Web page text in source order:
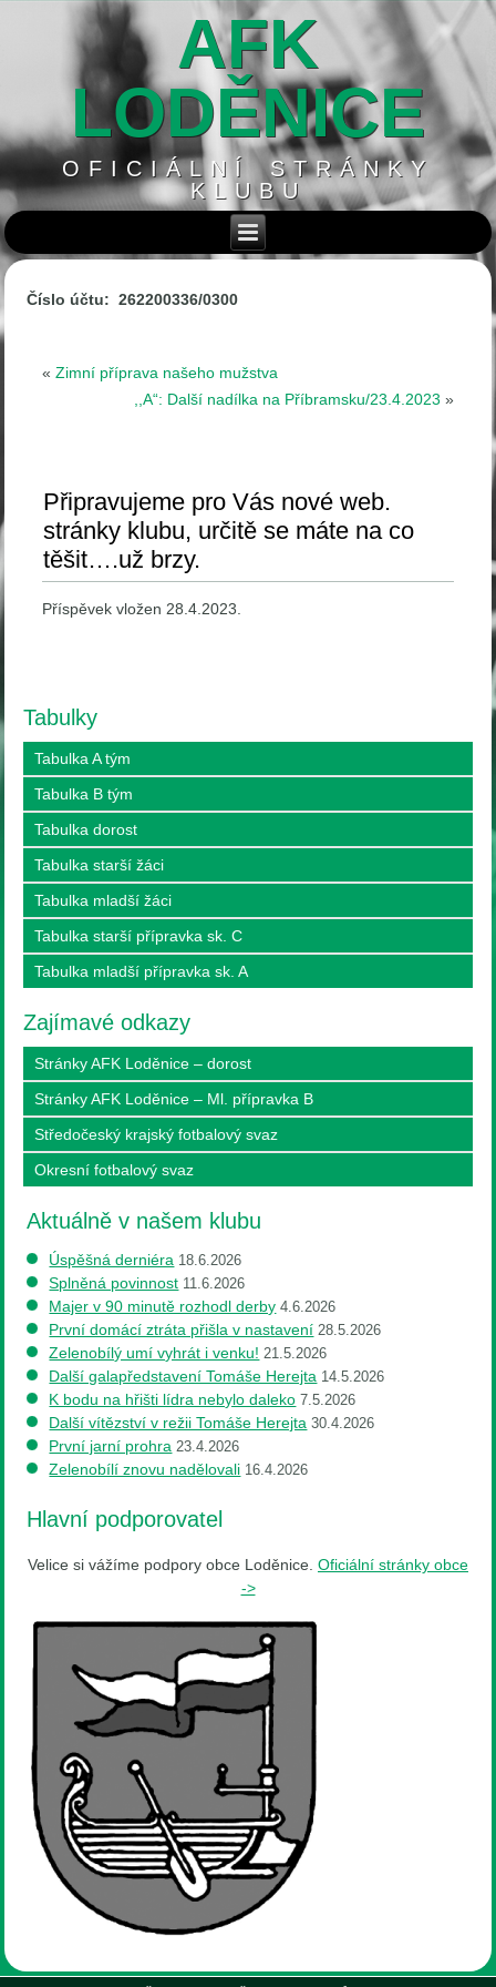
AFK
LODĚNICE
OFICIÁLNÍ STRÁNKY
KLUBU
Číslo účtu: 262200336/0300
«Zimní příprava našeho mužstva
,,A“: Další nadílka na Příbramsku/23.4.2023 »
Připravujeme pro Vás nové web.
stránky klubu, určitě se máte na co
těšit….už brzy.
Příspěvek vložen 28.4.2023.
Tabulky
Tabulka A tým
Tabulka B tým
Tabulka dorost
Tabulka starší žáci
Tabulka mladší žáci
Tabulka starší přípravka sk. C
Tabulka mladší přípravka sk. A
Zajímavé odkazy
Stránky AFK Loděnice – dorost
Stránky AFK Loděnice – Ml. přípravka B
Středočeský krajský fotbalový svaz
Okresní fotbalový svaz
Aktuálně v našem klubu
Úspěšná derniéra 18.6.2026
Splněná povinnost 11.6.2026
Majer v 90 minutě rozhodl derby 4.6.2026
První domácí ztráta přišla v nastavení 28.5.2026
Zelenobílý umí vyhrát i venku! 21.5.2026
Další galapředstavení Tomáše Herejta 14.5.2026
K bodu na hřišti lídra nebylo daleko 7.5.2026
Další vítězství v režii Tomáše Herejta 30.4.2026
První jarní prohra 23.4.2026
Zelenobílí znovu nadělovali 16.4.2026
Hlavní podporovatel
Velice si vážíme podpory obce Loděnice. Oficiální stránky obce
->